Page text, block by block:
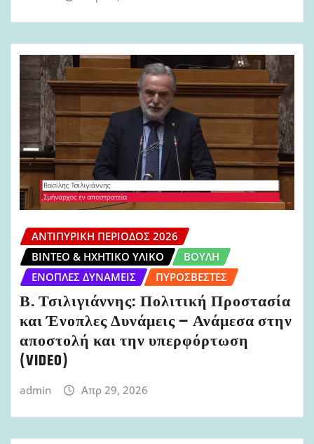
ΑΝΤΙΠΥΡΙΚΉ ΠΕΡΊΟΔΟΣ 2026
ΒΊΝΤΕΟ & ΗΧΗΤΙΚΌ ΥΛΙΚΌ
ΒΟΥΛΉ
ΈΝΟΠΛΕΣ ΔΥΝΆΜΕΙΣ
ΠΥΡΟΣΒΈΣΤΕΣ
Β. Τσιλιγιάννης: Πολιτική Προστασία
και Ένοπλες Δυνάμεις – Ανάμεσα στην
αποστολή και την υπερφόρτωση
(VIDEO)
admin Απρ 29, 2026